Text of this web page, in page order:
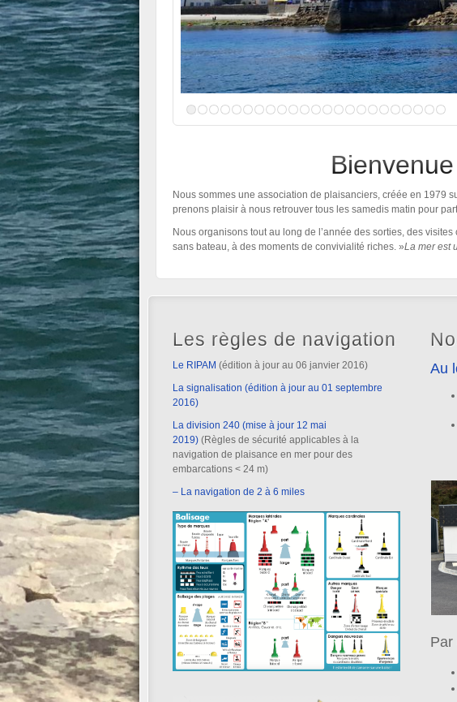
Nous sommes une association de plaisanciers, créée en 1979
prenons plaisir à nous retrouver tous les samedis matin pour
Nous organisons tout au long de l’année des sorties, des
sans bateau, à des moments de convivialité riches. »La mer est
Les règles de navigation
Le RIPAM (édition à jour au 06 janvier 2016)
La signalisation (édition à jour au 01 septembre
2016)
La division 240 (mise à jour 12 mai
2019) (Règles de sécurité applicables à la
navigation de plaisance en mer pour des
embarcations < 24 m)
– La navigation de 2 à 6 miles
Au
Par